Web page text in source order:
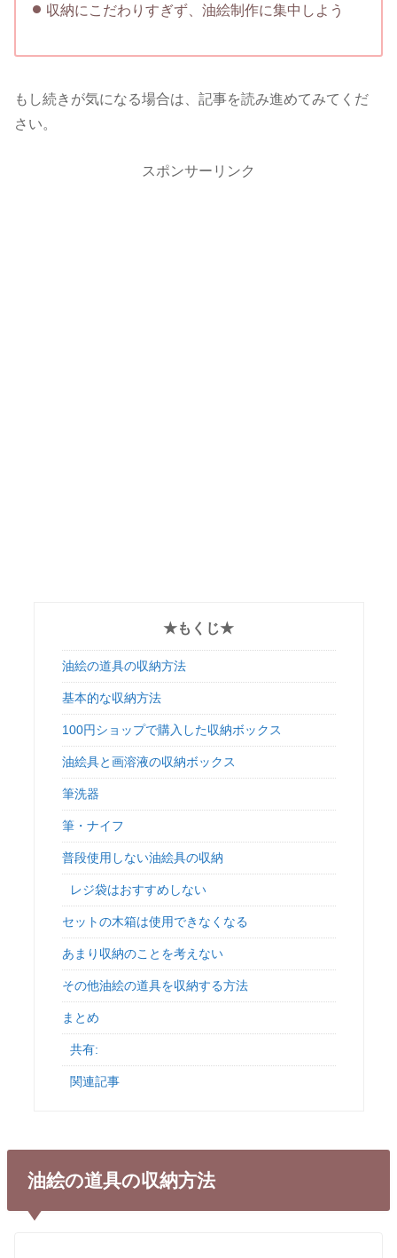
収納にこだわりすぎず、油絵制作に集中しよう
もし続きが気になる場合は、記事を読み進めてみてくだ
さい。
スポンサーリンク
★もくじ★
油絵の道具の収納方法
基本的な収納方法
100円ショップで購入した収納ボックス
油絵具と画溶液の収納ボックス
筆洗器
筆・ナイフ
普段使用しない油絵具の収納
レジ袋はおすすめしない
セットの木箱は使用できなくなる
あまり収納のことを考えない
その他油絵の道具を収納する方法
まとめ
共有:
関連記事
油絵の道具の収納方法